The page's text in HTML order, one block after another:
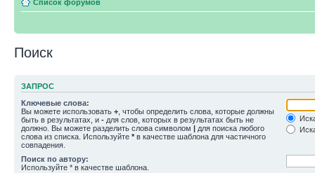
Список форумов
Поиск
ЗАПРОС
Ключевые слова:
Вы можете использовать + , чтобы определить слова, которые должны
быть в результатах, и - для слов, которых в результатах быть не
должно. Вы можете разделить слова символом | для поиска любого
слова из списка. Используйте * в качестве шаблона для частичного
совпадения.
Поиск по автору:
Используйте * в качестве шаблона.